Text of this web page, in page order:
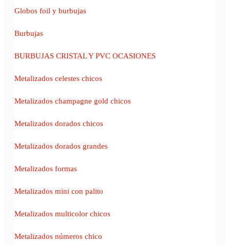
Globos foil y burbujas
Burbujas
BURBUJAS CRISTAL Y PVC OCASIONES
Metalizados celestes chicos
Metalizados champagne gold chicos
Metalizados dorados chicos
Metalizados dorados grandes
Metalizados formas
Metalizados mini con palito
Metalizados multicolor chicos
Metalizados números chico